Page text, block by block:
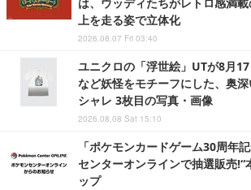
上を走る姿で立体化
2026.08.07 Fri 03:40
ユニクロの「浮世絵」UTが8月
など妖怪をモチーフにした、奥
シャレ 3枚目の写真・画像
2026.08.08 Sat 15:10
「ポケモンカードゲーム30周年
センターオンラインで抽選販売!“
ップ